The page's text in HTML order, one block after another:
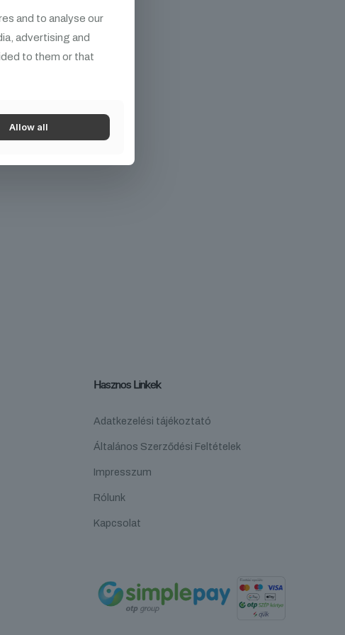
Hasznos Linkek
Adatkezelési tájékoztató
Általános Szerződési Feltételek
Impresszum
Rólunk
Kapcsolat
and to analyse our
advertising and
to them or that
Allow all